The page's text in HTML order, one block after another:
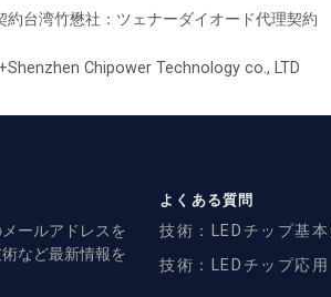
台湾竹懋社：ツェナーダイオード代理契約
Chipower Technology co., LTD
ールアドレスを
など最新情報を
よくある質問
技術：LEDチップ基
技術：LEDチップ応用